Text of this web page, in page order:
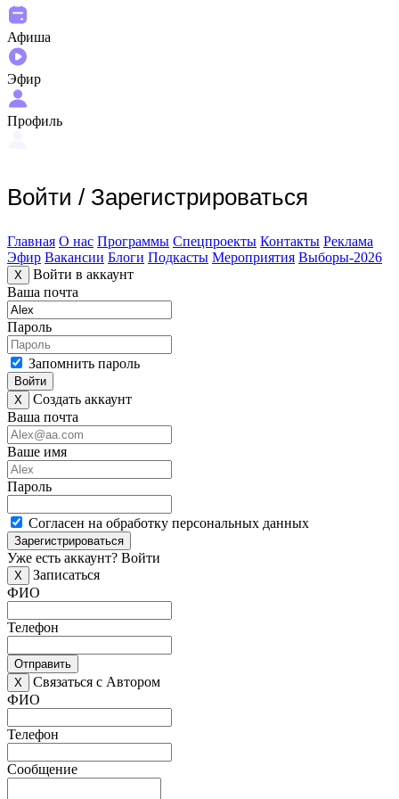
Афиша
Эфир
Профиль
Войти / Зарегистрироваться
Главная О нас Программы Спецпроекты Контакты Реклама
Эфир Вакансии Блоги Подкасты Мероприятия Выборы-2026
X
Войти в аккаунт
Ваша почта
Пароль
Запомнить пароль
Войти
X
Создать аккаунт
Ваша почта
Ваше имя
Пароль
Согласен на обработку персональных данных
Зарегистрироваться
Уже есть аккаунт? Войти
X
Записаться
ФИО
Телефон
Отправить
X
Связаться с Автором
ФИО
Телефон
Сообщение